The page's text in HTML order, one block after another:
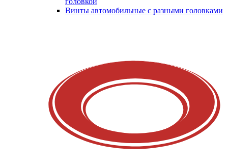
Винты автомобильные с разными головками